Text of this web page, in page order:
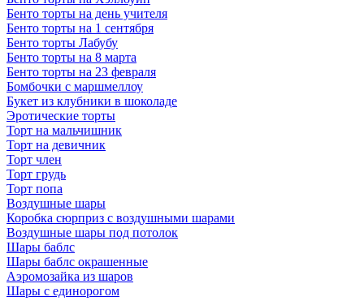
Бенто торты на день учителя
Бенто торты на 1 сентября
Бенто торты Лабубу
Бенто торты на 8 марта
Бенто торты на 23 февраля
Бомбочки с маршмеллоу
Букет из клубники в шоколаде
Эротические торты
Торт на мальчишник
Торт на девичник
Торт член
Торт грудь
Торт попа
Воздушные шары
Коробка сюрприз с воздушными шарами
Воздушные шары под потолок
Шары баблс
Шары баблс окрашенные
Аэромозайка из шаров
Шары с единорогом